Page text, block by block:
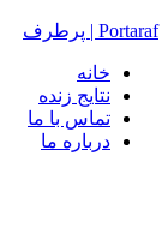
Portaraf | پرطرف
خانه
نتایج زنده
تماس با ما
درباره ما